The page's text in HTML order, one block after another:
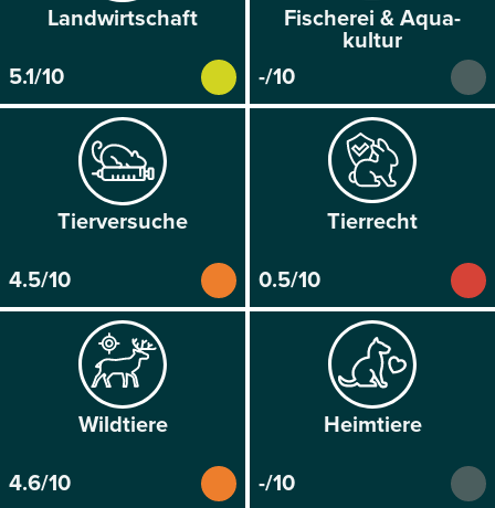
Land­wirtschaft
5.1/10
Fischerei & Aqua­
kultur
-/10
Tier­versuche
4.5/10
Tier­recht
0.5/10
Wild­tiere
4.6/10
Heim­tiere
-/10